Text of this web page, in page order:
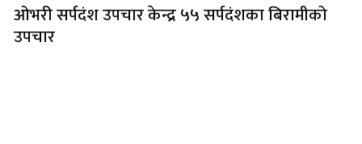
ओभरी सर्पदंश उपचार केन्द्र ५५ सर्पदंशका बिरामीको
उपचार